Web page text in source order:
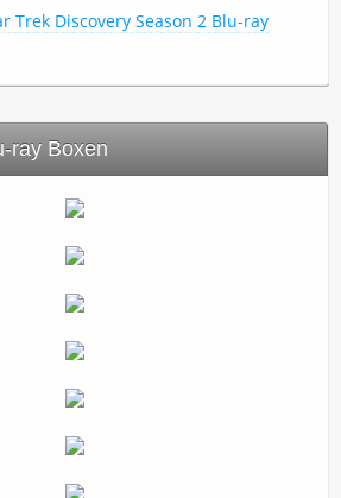
Trek Discovery Season 2 Blu-ray
ray Boxen